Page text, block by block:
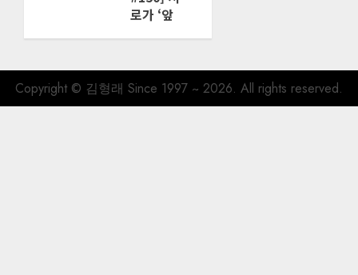
월 29일
120
로가 ‘앞
있다’고
인정한 관
계
Copyright © 김형래 Since 1997 ~ 2026. All rights reserved.